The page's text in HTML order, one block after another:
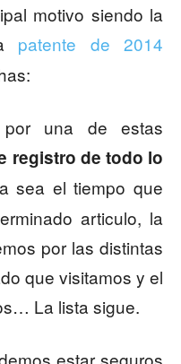
motivo siendo la
patente de 2014
por una de estas
registro de todo lo
sea el tiempo que
articulo, la
por las distintas
que visitamos y el
La lista sigue.
estar seguros